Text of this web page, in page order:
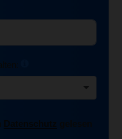
Datenschutz